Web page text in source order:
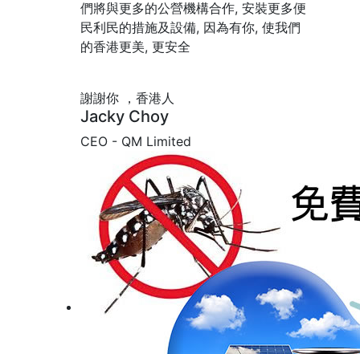
們將與更多的公營機構合作, 安裝更多便
民利民的措施及設備, 因為有你, 使我們
的香港更美, 更安全
謝謝你 ，香港人
Jacky Choy
CEO - QM Limited